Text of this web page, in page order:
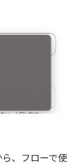
、フローで使